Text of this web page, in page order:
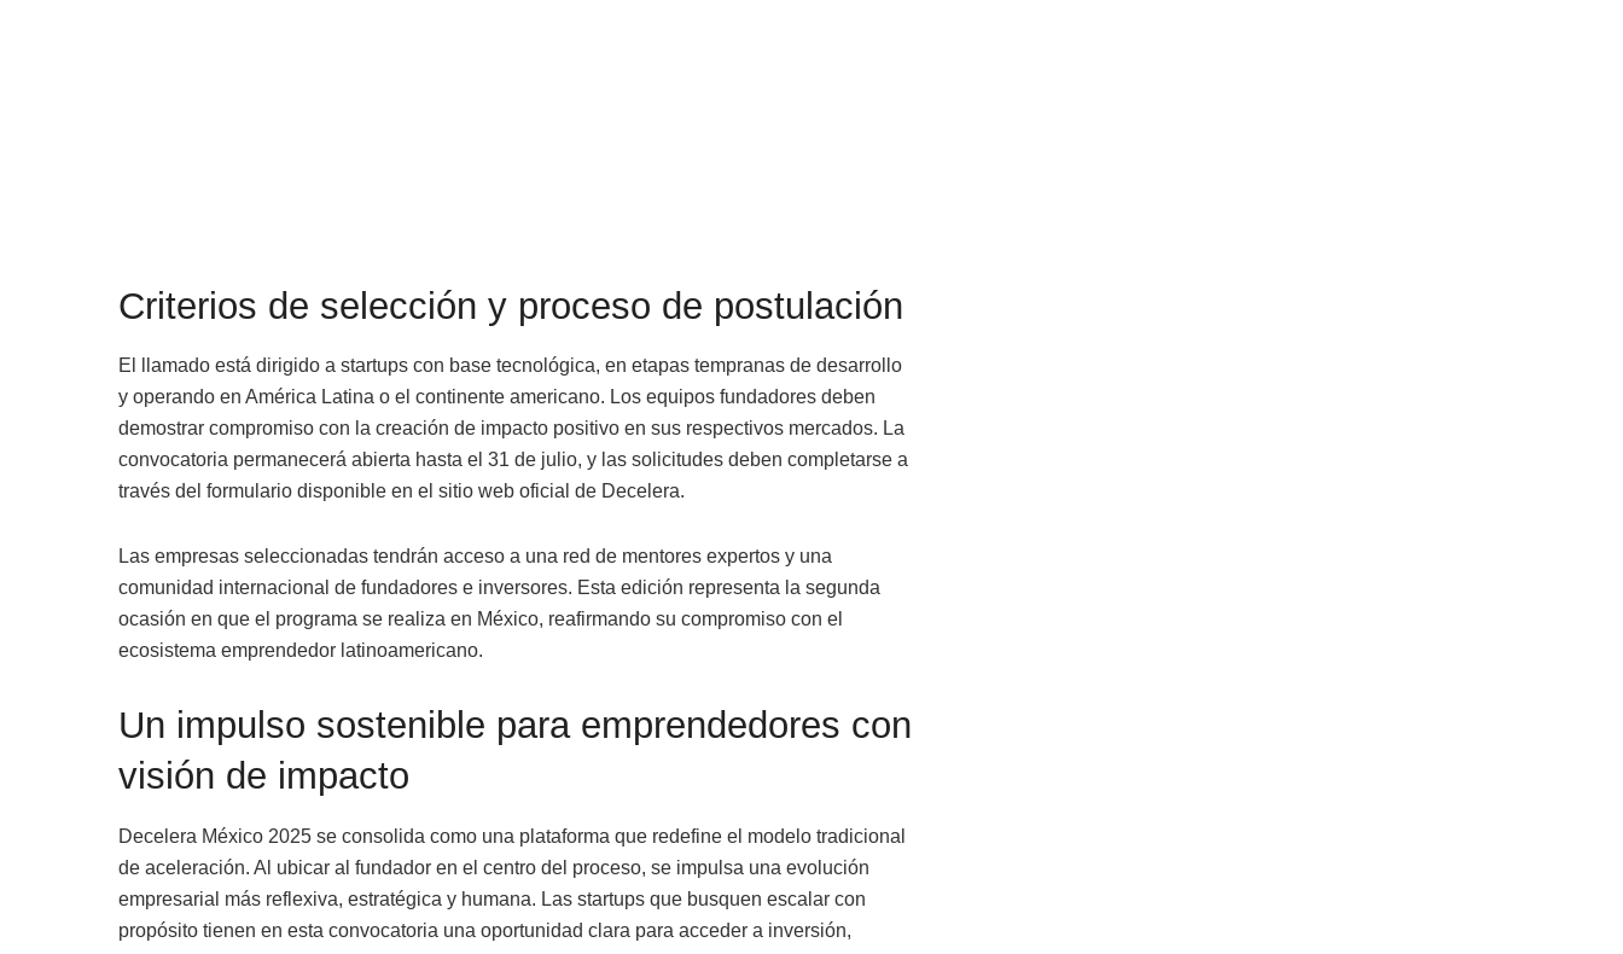
Criterios de selección y proceso de postulación
El llamado está dirigido a startups con base tecnológica, en etapas tempranas de desarrollo
y operando en América Latina o el continente americano. Los equipos fundadores deben
demostrar compromiso con la creación de impacto positivo en sus respectivos mercados. La
convocatoria permanecerá abierta hasta el 31 de julio, y las solicitudes deben completarse a
través del formulario disponible en el sitio web oficial de Decelera.
Las empresas seleccionadas tendrán acceso a una red de mentores expertos y una
comunidad internacional de fundadores e inversores. Esta edición representa la segunda
ocasión en que el programa se realiza en México, reafirmando su compromiso con el
ecosistema emprendedor latinoamericano.
Un impulso sostenible para emprendedores con
visión de impacto
Decelera México 2025 se consolida como una plataforma que redefine el modelo tradicional
de aceleración. Al ubicar al fundador en el centro del proceso, se impulsa una evolución
empresarial más reflexiva, estratégica y humana. Las startups que busquen escalar con
propósito tienen en esta convocatoria una oportunidad clara para acceder a inversión,